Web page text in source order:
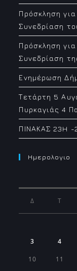
Πρόσκληση
Συνεδρίαση
Πρόσκληση
Συνεδρίαση
Ενημέρωση
Τετάρτη 5
Πυρκαγιάς 4
ΠΙΝΑΚΑΣ 23H -
Ημερολογιο
Δ Τ
3 4
10 11